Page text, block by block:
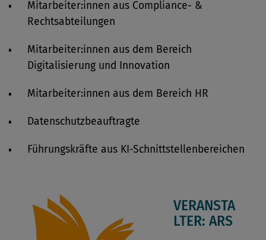
Mitarbeiter:innen aus Compliance- &
Rechtsabteilungen
Mitarbeiter:innen aus dem Bereich
Digitalisierung und Innovation
Mitarbeiter:innen aus dem Bereich HR
Datenschutzbeauftragte
Führungskräfte aus KI-Schnittstellenbereichen
VERANSTA
LTER: ARS